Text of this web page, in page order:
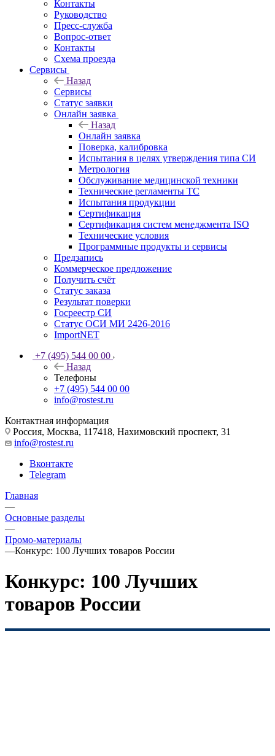
Контакты
Руководство
Пресс-служба
Вопрос-ответ
Контакты
Схема проезда
Сервисы
Назад
Сервисы
Статус заявки
Онлайн заявка
Назад
Онлайн заявка
Поверка, калибровка
Испытания в целях утверждения типа СИ
Метрология
Обслуживание медицинской техники
Технические регламенты ТС
Испытания продукции
Сертификация
Сертификация систем менеджмента ISO
Технические условия
Программные продукты и сервисы
Предзапись
Коммерческое предложение
Получить счёт
Статус заказа
Результат поверки
Госреестр СИ
Статус ОСИ МИ 2426-2016
ImportNET
+7 (495) 544 00 00
Назад
Телефоны
+7 (495) 544 00 00
info@rostest.ru
Контактная информация
Россия, Москва, 117418, Нахимовский проспект, 31
info@rostest.ru
Вконтакте
Telegram
Главная
—
Основные разделы
—
Промо-материалы
—Конкурс: 100 Лучших товаров России
Конкурс: 100 Лучших
товаров России